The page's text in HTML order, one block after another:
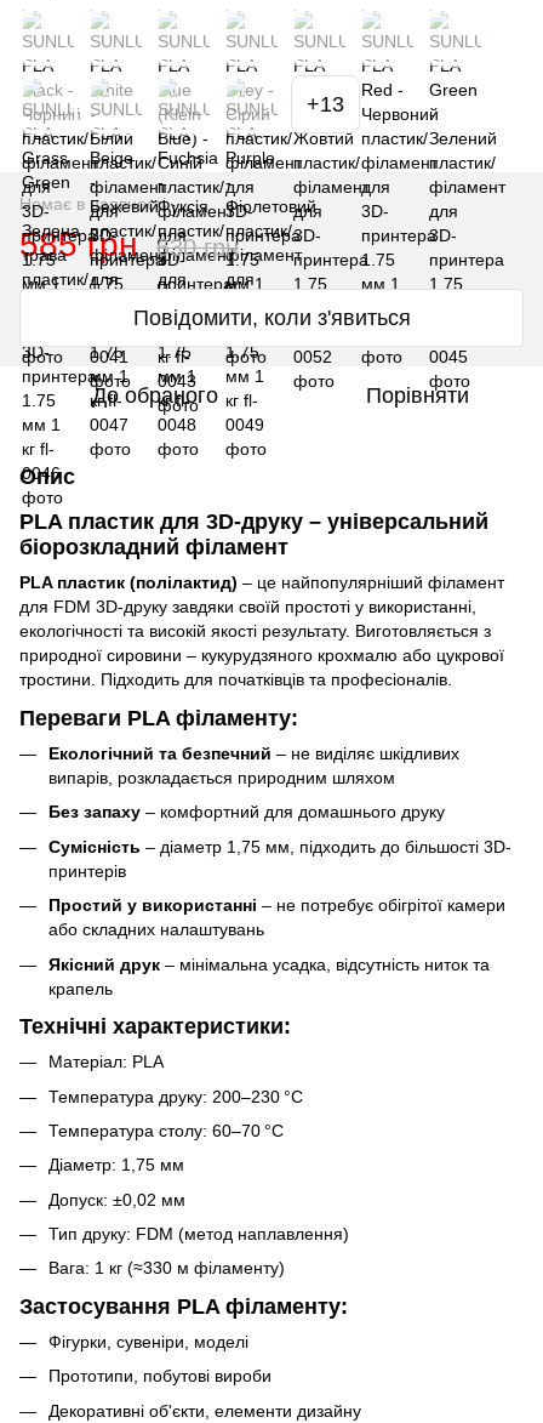
+13
Немає в наявності
585 грн 630 грн
Повідомити, коли з'явиться
До обраного Порівняти
Опис
PLA пластик для 3D-друку – універсальний
біорозкладний філамент
PLA пластик (полілактид) – це найпопулярніший філамент
для FDM 3D-друку завдяки своїй простоті у використанні,
екологічності та високій якості результату. Виготовляється з
природної сировини – кукурудзяного крохмалю або цукрової
тростини. Підходить для початківців та професіоналів.
Переваги PLA філаменту:
Екологічний та безпечний – не виділяє шкідливих
випарів, розкладається природним шляхом
Без запаху – комфортний для домашнього друку
Сумісність – діаметр 1,75 мм, підходить до більшості 3D-
принтерів
Простий у використанні – не потребує обігрітої камери
або складних налаштувань
Якісний друк – мінімальна усадка, відсутність ниток та
крапель
Технічні характеристики:
Матеріал: PLA
Температура друку: 200–230 °C
Температура столу: 60–70 °C
Діаметр: 1,75 мм
Допуск: ±0,02 мм
Тип друку: FDM (метод наплавлення)
Вага: 1 кг (≈330 м філаменту)
Застосування PLA філаменту:
Фігурки, сувеніри, моделі
Прототипи, побутові вироби
Декоративні об'єкти, елементи дизайну